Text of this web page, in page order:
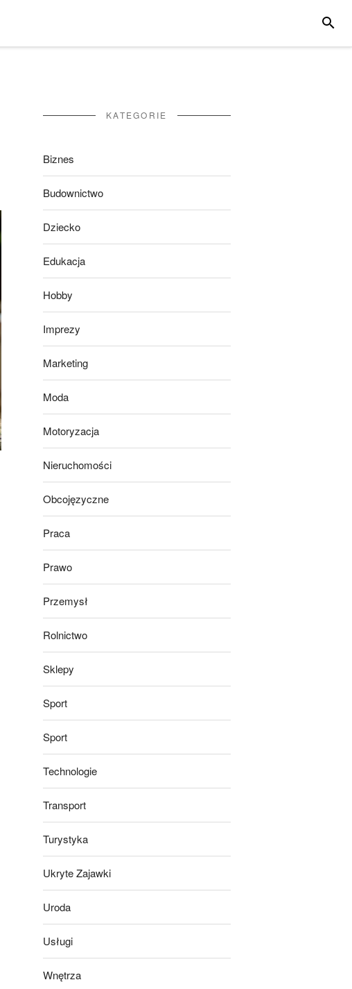
KATEGORIE
Biznes
Budownictwo
Dziecko
Edukacja
Hobby
Imprezy
Marketing
Moda
Motoryzacja
Nieruchomości
Obcojęzyczne
Praca
Prawo
Przemysł
Rolnictwo
Sklepy
Sport
Sport
Technologie
Transport
Turystyka
Ukryte Zajawki
Uroda
Usługi
Wnętrza